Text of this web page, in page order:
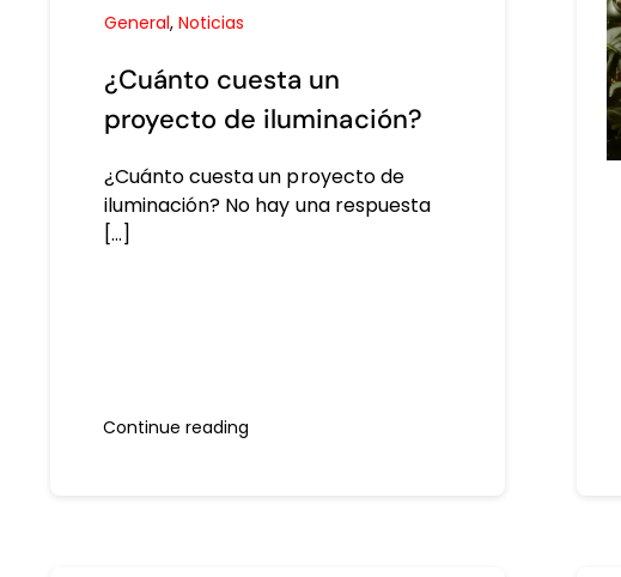
General,Noticias
¿Cuánto cuesta un
proyecto de iluminación?
¿Cuánto cuesta un proyecto de
iluminación? No hay una respuesta
[...]
Continue reading